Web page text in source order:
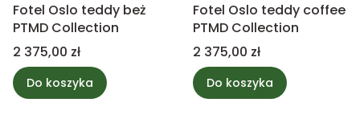
Fotel Oslo teddy beż
PTMD Collection
Cena
2 375,00 zł
Do koszyka
Fotel Oslo teddy coffee
PTMD Collection
Cena
2 375,00 zł
Do koszyka